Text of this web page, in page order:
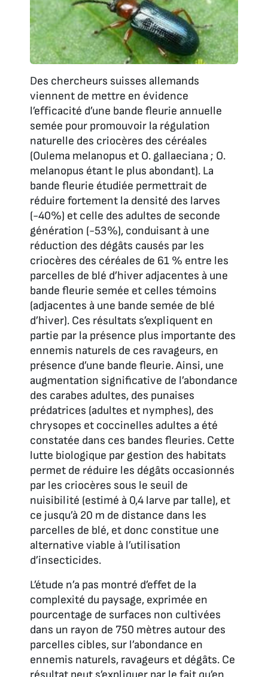
Des chercheurs suisses allemands
viennent de mettre en évidence
l’efficacité d’une bande fleurie annuelle
semée pour promouvoir la régulation
naturelle des criocères des céréales
(Oulema melanopus et O. gallaeciana ; O.
melanopus étant le plus abondant). La
bande fleurie étudiée permettrait de
réduire fortement la densité des larves
(-40%) et celle des adultes de seconde
génération (-53%), conduisant à une
réduction des dégâts causés par les
criocères des céréales de 61 % entre les
parcelles de blé d’hiver adjacentes à une
bande fleurie semée et celles témoins
(adjacentes à une bande semée de blé
d’hiver). Ces résultats s’expliquent en
partie par la présence plus importante des
ennemis naturels de ces ravageurs, en
présence d’une bande fleurie. Ainsi, une
augmentation significative de l’abondance
des carabes adultes, des punaises
prédatrices (adultes et nymphes), des
chrysopes et coccinelles adultes a été
constatée dans ces bandes fleuries. Cette
lutte biologique par gestion des habitats
permet de réduire les dégâts occasionnés
par les criocères sous le seuil de
nuisibilité (estimé à 0,4 larve par talle), et
ce jusqu’à 20 m de distance dans les
parcelles de blé, et donc constitue une
alternative viable à l’utilisation
d’insecticides.
L’étude n’a pas montré d’effet de la
complexité du paysage, exprimée en
pourcentage de surfaces non cultivées
dans un rayon de 750 mètres autour des
parcelles cibles, sur l’abondance en
ennemis naturels, ravageurs et dégâts. Ce